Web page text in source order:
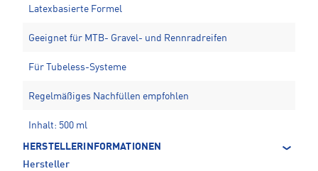
Latexbasierte Formel
Geeignet für MTB- Gravel- und Rennradreifen
Für Tubeless-Systeme
Regelmäßiges Nachfüllen empfohlen
Inhalt: 500 ml
HERSTELLERINFORMATIONEN
Hersteller